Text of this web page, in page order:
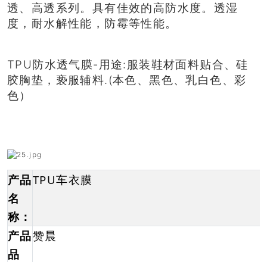
透、高透系列。具有佳效的高防水度。透湿
度，耐水解性能，防霉等性能。
TPU防水透气膜-用途:服装鞋材面料贴合、硅
胶胸垫，亵服辅料.(本色、黑色、乳白色、彩
色）
产品
名
称：
TPU车衣膜
产品
品
赞晨